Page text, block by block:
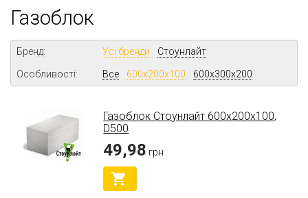
Газоблок
Бренд: Усі бренди Стоунлайт
Особливості: Все 600х200х100 600х300х200
Газоблок Стоунлайт 600х200х100,
D500
49,98 грн